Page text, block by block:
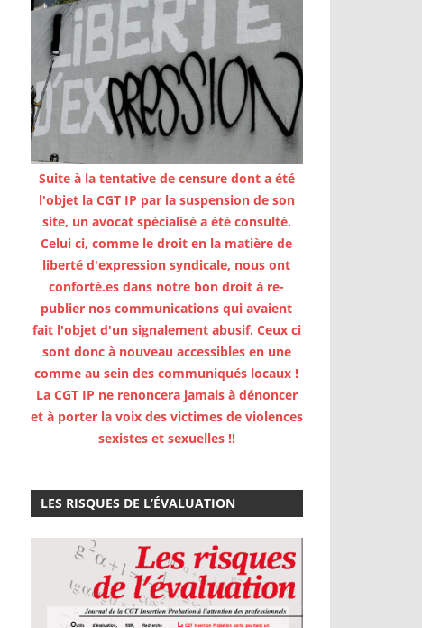
Suite à la tentative de censure dont a été
l'objet la CGT IP par la suspension de son
site, un avocat spécialisé a été consulté.
Celui ci, comme le droit en la matière de
liberté d'expression syndicale, nous ont
conforté.es dans notre bon droit à re-
publier nos communications qui avaient
fait l'objet d'un signalement abusif. Ceux ci
sont donc à nouveau accessibles en une
comme au sein des communiqués locaux !
La CGT IP ne renoncera jamais à dénoncer
et à porter la voix des victimes de violences
sexistes et sexuelles !!
LES RISQUES DE L’ÉVALUATION